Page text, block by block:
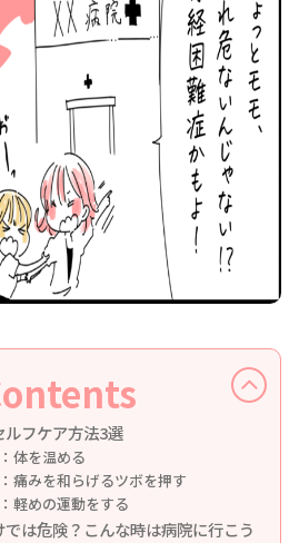
フケア方法3選
体を温める
痛みを和らげるツボを押す
軽めの運動をする
は危険？こんな時は病院に行こう